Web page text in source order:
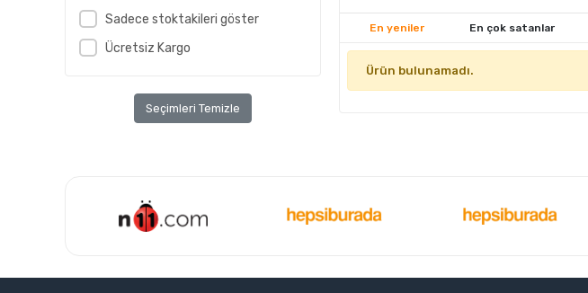
Sadece stoktakileri göster
Ücretsiz Kargo
Seçimleri Temizle
En yeniler En çok satanlar
Ürün bulunamadı.